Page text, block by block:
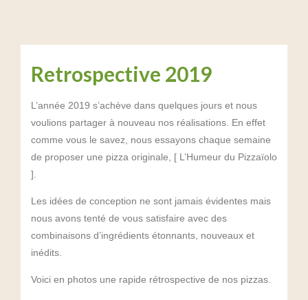
Retrospective 2019
L’année 2019 s’achève dans quelques jours et nous
voulions partager à nouveau nos réalisations. En effet
comme vous le savez, nous essayons chaque semaine
de proposer une pizza originale, [ L’Humeur du Pizzaïolo
].
Les idées de conception ne sont jamais évidentes mais
nous avons tenté de vous satisfaire avec des
combinaisons d’ingrédients étonnants, nouveaux et
inédits.
Voici en photos une rapide rétrospective de nos pizzas.